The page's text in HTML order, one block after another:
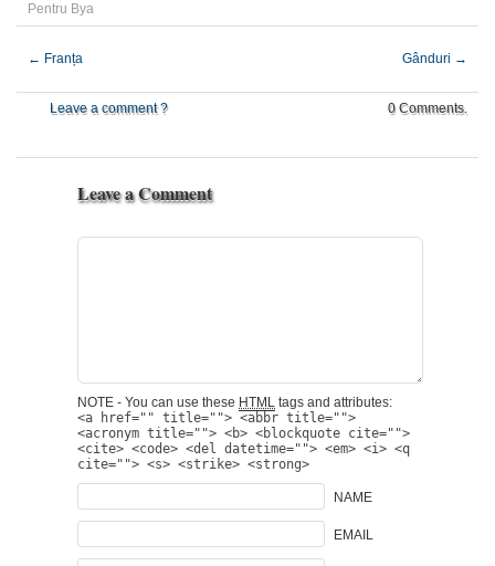
Pentru Bya
← Franța Gânduri →
Leave a comment ? 0 Comments.
Leave a Comment
NOTE - You can use these HTML tags and attributes:
<a href="" title=""> <abbr title="">
<acronym title=""> <b> <blockquote cite="">
<cite> <code> <del datetime=""> <em> <i> <q
cite=""> <s> <strike> <strong>
NAME
EMAIL